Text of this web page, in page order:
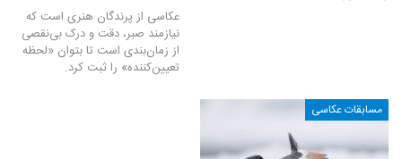
عکاسی از پرندگان هنری است که
نیازمند صبر، دقت و درک بی‌نقصی
از زمان‌بندی است تا بتوان «لحظه
تعیین‌کننده» را ثبت کرد.
مسابقات عکاسی